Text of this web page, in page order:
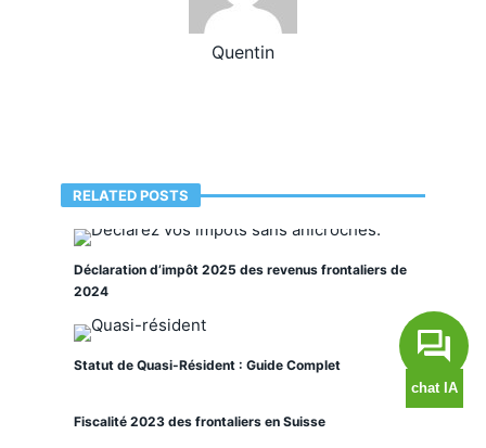
Quentin
RELATED POSTS
Déclaration d’impôt 2025 des revenus frontaliers de
2024
Statut de Quasi-Résident : Guide Complet
Fiscalité 2023 des frontaliers en Suisse